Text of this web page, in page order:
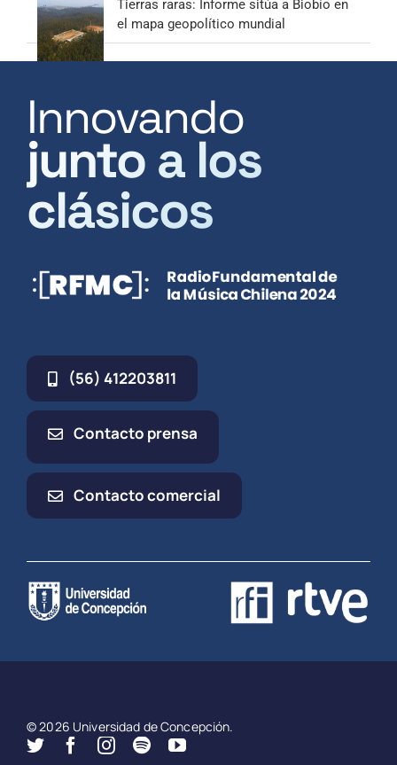
Tierras raras: Informe sitúa a Biobío en
el mapa geopolítico mundial
Innovando
junto a los
clásicos
(56) 412203811
Contacto prensa
Contacto comercial
© 2026 Universidad de Concepción.